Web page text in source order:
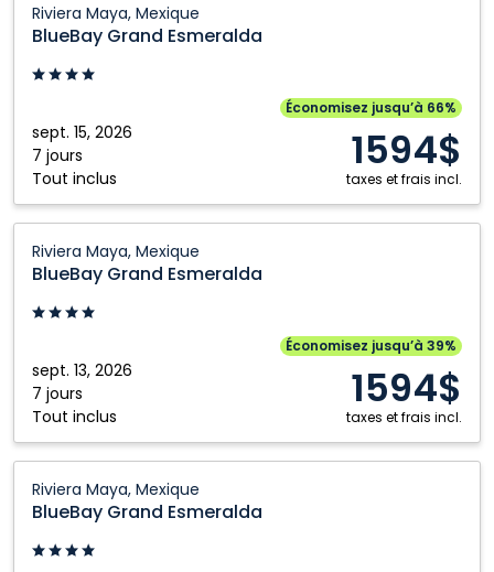
Riviera Maya, Mexique
BlueBay Grand Esmeralda
sept. 15, 2026
7 jours
Tout inclus
Économisez jusqu’à 66%
1594$
taxes et frais incl.
Grand
Esmeralda:
Riviera
Mexique
Riviera Maya, Mexique
BlueBay Grand Esmeralda
sept. 13, 2026
7 jours
Tout inclus
Économisez jusqu’à 39%
1594$
taxes et frais incl.
Grand
Esmeralda:
Riviera
Mexique
Riviera Maya, Mexique
BlueBay Grand Esmeralda
Grand
Esmeralda:
Riviera